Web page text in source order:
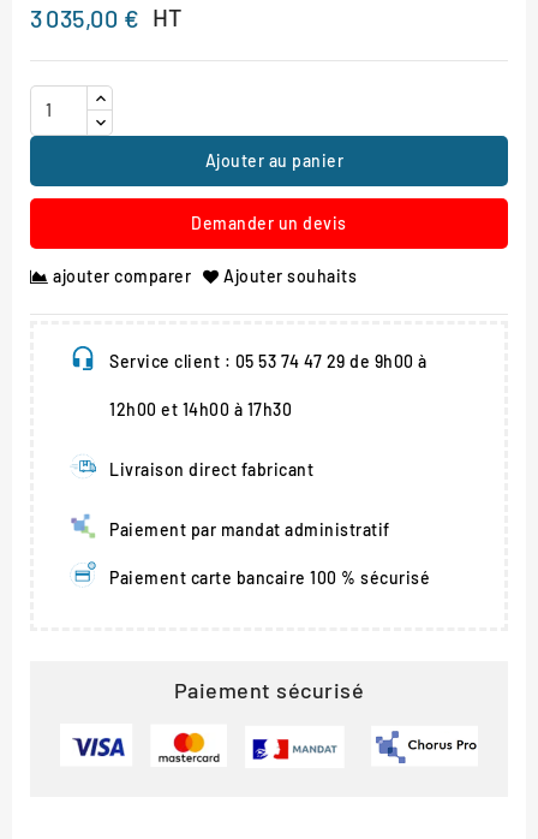
3 035,00 € HT
Ajouter au panier
Demander un devis
ajouter comparer Ajouter souhaits
Service client : 05 53 74 47 29 de 9h00 à
12h00 et 14h00 à 17h30
Livraison direct fabricant
Paiement par mandat administratif
Paiement carte bancaire 100 % sécurisé
Paiement sécurisé